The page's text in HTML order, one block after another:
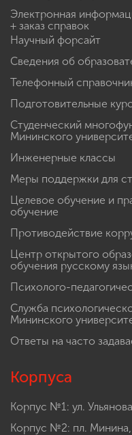
Электронная
+ заказ справок
Научный форсайт
Сведения об
Телефонный
Подготовительные
Студенческий
Мининского
Инженерные классы
Меры поддержки для
Целевое обучение и
обучение
Противодействие
Центр открытого
обучения русскому
Психолого-
Служба
Мининского
Ответы на часто
Корпуса
Корпус №1: ул.
Корпус №2: пл.